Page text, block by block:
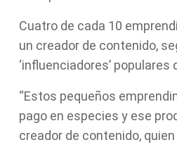
Cuatro de cada 10
un creador de contenido,
‘influenciadores’
“Estos pequeños
pago en especies y ese
creador de contenido,